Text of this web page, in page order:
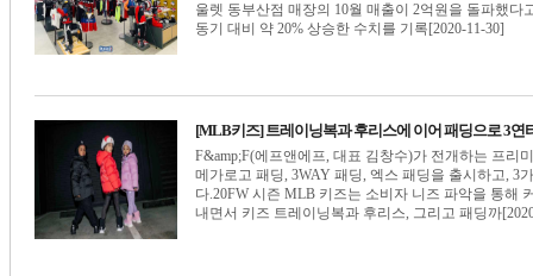
울렛 동부산점 매장의 10월 매출이 2억원을 돌파했
동기 대비 약 20% 상승한 수치를 기록[2020-11-30]
[MLB키즈] 트레이닝복과 후리스에 이어 패딩으로 3연
F&amp;F(에프앤에프, 대표 김창수)가 전개하는 프
메가로고 패딩, 3WAY 패딩, 엑스 패딩을 출시하고, 3
다.20FW 시즌 MLB 키즈는 소비자 니즈 파악을 통해
내면서 키즈 트레이닝복과 후리스, 그리고 패딩까